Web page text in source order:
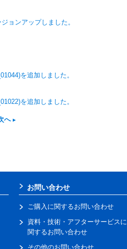
ョンアップしました。
を追加しました。
を追加しました。
へ
お問い合わせ
ご購入に関するお問い合わせ
資料・技術・アフターサービスに
関するお問い合わせ
その他のお問い合わせ